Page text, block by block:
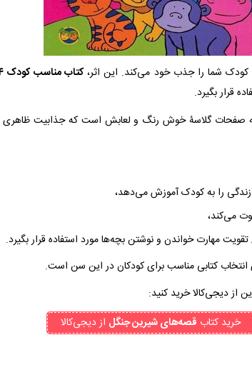
کودک شما را جذب خود می‌کند. این اثر،کتاب مناسب کودک ۴ ساله
قرار بگیرد.
را به کودک آموزش می‌دهد،
می‌کند،
تقویت مهارت خواندن و نوشتن بچه‌ها مورد استفاده قرار بگیرد.
انتخاب کتابی مناسب برای کودکان در این سن است.
از دیجی‌کالا خرید کنید:
خرید کتاب قصه‌های شیرین جنگل از دیجی‌کالا